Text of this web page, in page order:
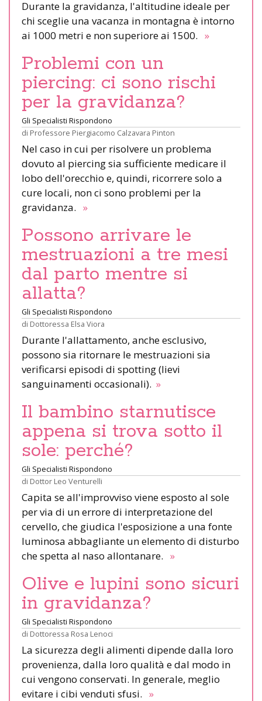
Durante la gravidanza, l'altitudine ideale per
chi sceglie una vacanza in montagna è intorno
ai 1000 metri e non superiore ai 1500. »
Problemi con un
piercing: ci sono rischi
per la gravidanza?
Gli Specialisti Rispondono
di Professore Piergiacomo Calzavara Pinton
Nel caso in cui per risolvere un problema
dovuto al piercing sia sufficiente medicare il
lobo dell'orecchio e, quindi, ricorrere solo a
cure locali, non ci sono problemi per la
gravidanza. »
Possono arrivare le
mestruazioni a tre mesi
dal parto mentre si
allatta?
Gli Specialisti Rispondono
di Dottoressa Elsa Viora
Durante l'allattamento, anche esclusivo,
possono sia ritornare le mestruazioni sia
verificarsi episodi di spotting (lievi
sanguinamenti occasionali). »
Il bambino starnutisce
appena si trova sotto il
sole: perché?
Gli Specialisti Rispondono
di Dottor Leo Venturelli
Capita se all'improvviso viene esposto al sole
per via di un errore di interpretazione del
cervello, che giudica l'esposizione a una fonte
luminosa abbagliante un elemento di disturbo
che spetta al naso allontanare. »
Olive e lupini sono sicuri
in gravidanza?
Gli Specialisti Rispondono
di Dottoressa Rosa Lenoci
La sicurezza degli alimenti dipende dalla loro
provenienza, dalla loro qualità e dal modo in
cui vengono conservati. In generale, meglio
evitare i cibi venduti sfusi. »